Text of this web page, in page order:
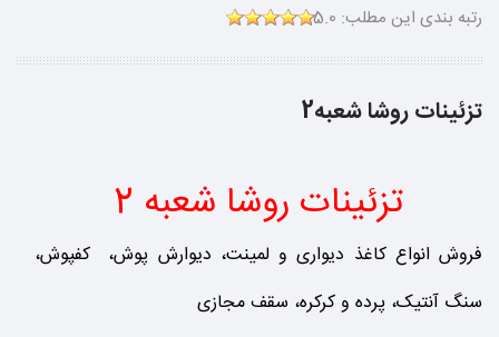
رتبه بندی این مطلب: 5.0
تزئینات روشا شعبه2
تزئینات روشا شعبه 2
فروش انواع کاغذ دیواری و لمینت، دیوارش پوش، کفپوش،
سنگ آنتیک، پرده و کرکره، سقف مجازی